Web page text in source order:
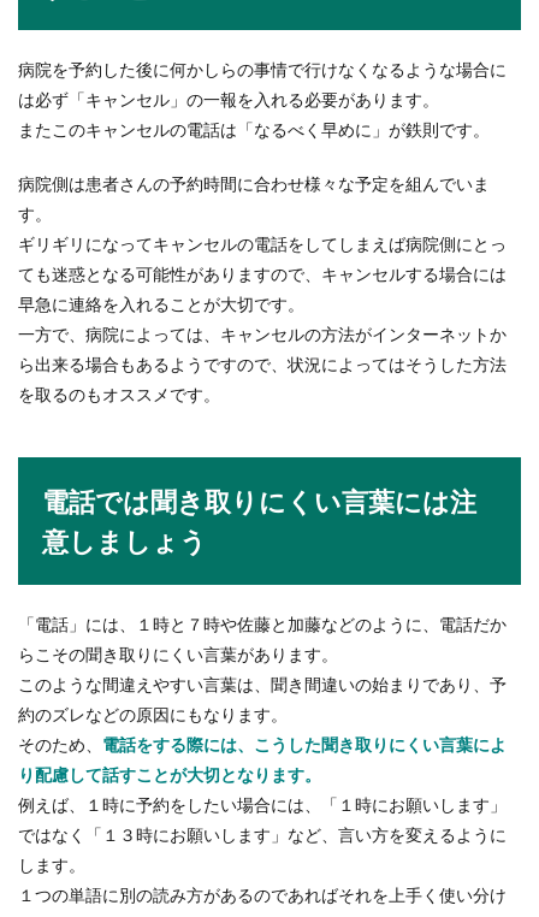
病院を予約した後に何かしらの事情で行けなくなるような場合に
は必ず「キャンセル」の一報を入れる必要があります。
またこのキャンセルの電話は「なるべく早めに」が鉄則です。
病院側は患者さんの予約時間に合わせ様々な予定を組んでいま
す。
ギリギリになってキャンセルの電話をしてしまえば病院側にとっ
ても迷惑となる可能性がありますので、キャンセルする場合には
早急に連絡を入れることが大切です。
一方で、病院によっては、キャンセルの方法がインターネットか
ら出来る場合もあるようですので、状況によってはそうした方法
を取るのもオススメです。
電話では聞き取りにくい言葉には注
意しましょう
「電話」には、１時と７時や佐藤と加藤などのように、電話だか
らこその聞き取りにくい言葉があります。
このような間違えやすい言葉は、聞き間違いの始まりであり、予
約のズレなどの原因にもなります。
そのため、 電話をする際には、こうした聞き取りにくい言葉によ
り配慮して話すことが大切となります。
例えば、１時に予約をしたい場合には、「１時にお願いします」
ではなく「１３時にお願いします」など、言い方を変えるように
します。
１つの単語に別の読み方があるのであればそれを上手く使い分け